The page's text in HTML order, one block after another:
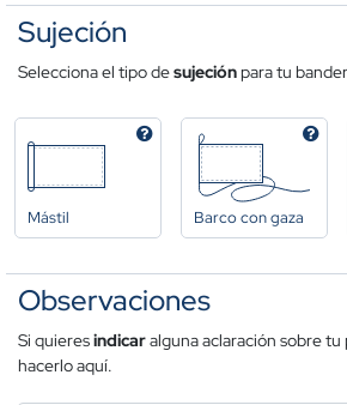
Sujeción
Selecciona el tipo desujeciónpara tu
Mástil Barco con gaza
Observaciones
Si quieresindicaralguna aclaración sobre
hacerlo aquí.